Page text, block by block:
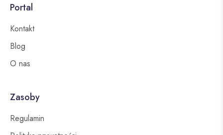
Portal
Kontakt
Blog
O nas
Zasoby
Regulamin